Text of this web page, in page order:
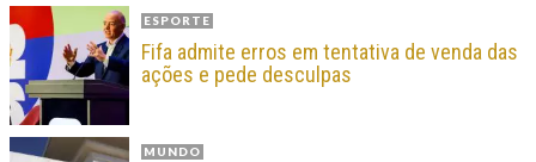
ESPORTE
Fifa admite erros em tentativa de venda das
ações e pede desculpas
MUNDO